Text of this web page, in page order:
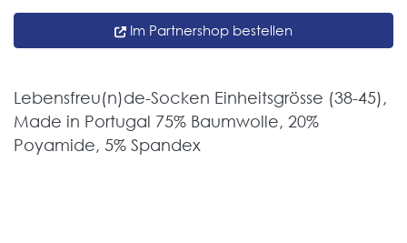
Im Partnershop bestellen
Lebensfreu(n)de-Socken Einheitsgrösse (38-45),
Made in Portugal 75% Baumwolle, 20%
Poyamide, 5% Spandex